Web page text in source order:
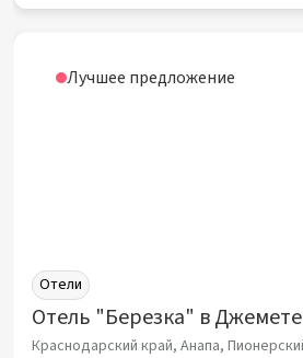
Лучшее предложение
Отели
Отель "Березка" в Джемете